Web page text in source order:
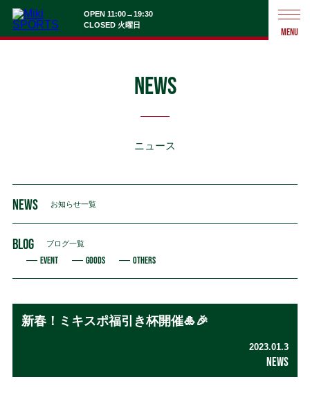
MENU
OPEN 11:00→19:30
CLOSED 火曜日
NEWS
ニュース
新春！ミキスポ福引き杯開催🎍🎉
2023.01.3
NEWS
NEWS お知らせ一覧
BLOG ブログ一覧
EVENT GOODS OTHERS